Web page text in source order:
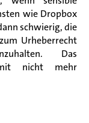
wie Dropbox
schwierig, die
Urheberrecht
Das
nicht mehr